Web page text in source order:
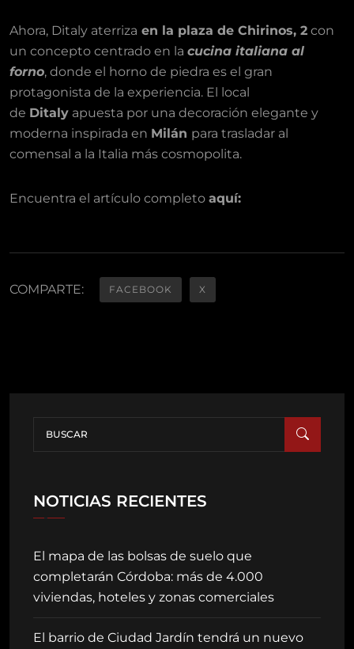
Ahora, Ditaly aterriza en la plaza de Chirinos, 2 con
un concepto centrado en la cucina italiana al
forno, donde el horno de piedra es el gran
protagonista de la experiencia. El local
de Ditaly apuesta por una decoración elegante y
moderna inspirada en Milán para trasladar al
comensal a la Italia más cosmopolita.
Encuentra el artículo completo aquí:
COMPARTE: FACEBOOK X
NOTICIAS RECIENTES
El mapa de las bolsas de suelo que
completarán Córdoba: más de 4.000
viviendas, hoteles y zonas comerciales
El barrio de Ciudad Jardín tendrá un nuevo